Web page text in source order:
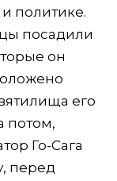
политике.
посадили
он
его
потом,
Го-Сага
перед